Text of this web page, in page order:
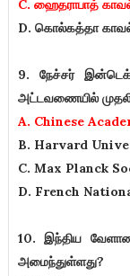
C. ஹைதராபாத்
D. கொல்கத்தா
9. நேச்சர்
அட்டவணையில்
A. Chinese
B. Harvard
C. Max Planck
D. French
10. இந்திய
அமைந்துள்ளது?